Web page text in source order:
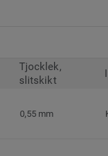
Tjocklek,
slitskikt
0,55 mm